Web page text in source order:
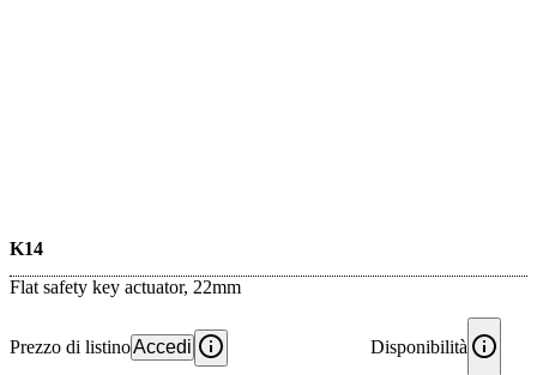
K14
Flat safety key actuator, 22mm
Prezzo di listinoAccedi Disponibilità